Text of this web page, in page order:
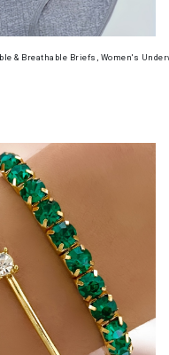
& Breathable Briefs, Women's